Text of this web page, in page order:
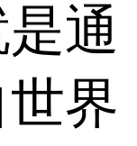
通
界